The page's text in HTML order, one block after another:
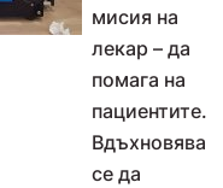
мисия на
лекар – да
помага на
пациентите.
Вдъхновява
се да